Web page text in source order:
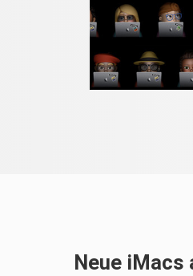
Neue iMacs